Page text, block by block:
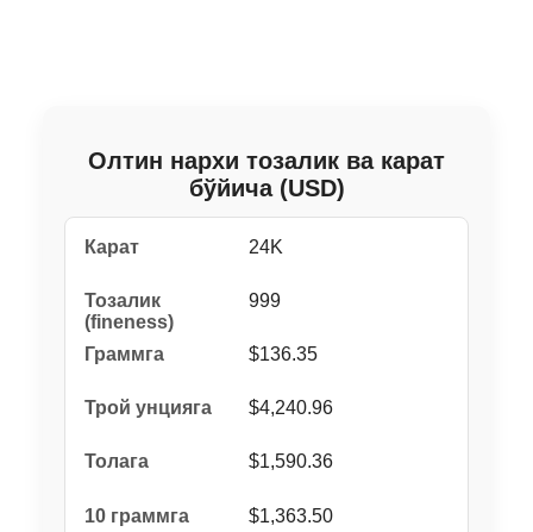
Олтин нархи тозалик ва карат
бўйича (USD)
24K
999
$136.35
$4,240.96
$1,590.36
$1,363.50